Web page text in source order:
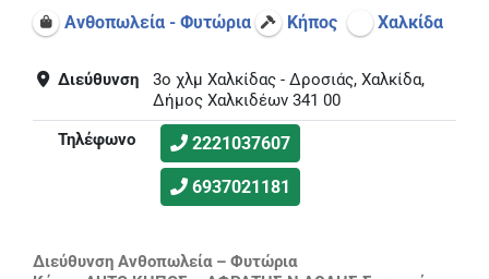
Ανθοπωλεία - Φυτώρια Κήπος Χαλκίδα
Διεύθυνση
3ο χλμ Χαλκίδας - Δροσιάς, Χαλκίδα,
Δήμος Χαλκιδέων 341 00
Τηλέφωνο
2221037607
6937021181
Διεύθυνση Ανθοπωλεία – Φυτώρια